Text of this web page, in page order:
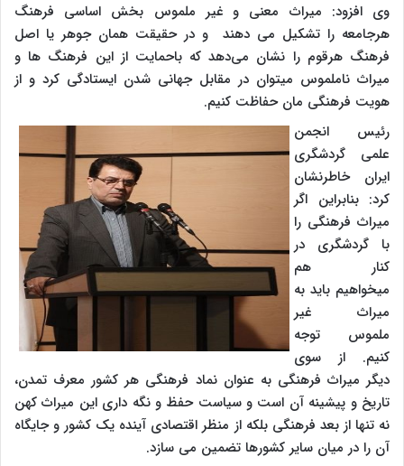
وی افزود: میراث معنی و غیر ملموس بخش اساسی فرهنگ
هرجامعه را تشکیل می دهند و در حقیقت همان جوهر یا اصل
فرهنگ هرقوم را نشان می‌دهد که باحمایت از این فرهنگ ها و
میراث ناملموس میتوان در مقابل جهانی شدن ایستادگی کرد و از
هویت فرهنگی مان حفاظت کنیم.
رئیس انجمن
علمی گردشگری
ایران خاطرنشان
کرد: بنابراین اگر
میراث فرهنگی را
با گردشگری در
کنار هم
میخواهیم باید به
میراث غیر
ملموس توجه
کنیم. از سوی
دیگر میراث فرهنگی به عنوان نماد فرهنگی هر کشور معرف تمدن،
تاریخ و پیشینه آن است و سیاست حفظ و نگه داری این میراث کهن
نه تنها از بعد فرهنگی بلکه از منظر اقتصادی آینده یک کشور و جایگاه
آن را در میان سایر کشورها تضمین می سازد.